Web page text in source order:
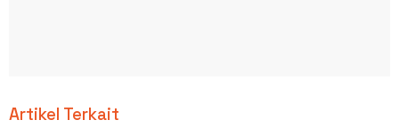
Artikel Terkait